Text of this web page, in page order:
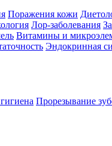
Поражения кожи
Лор-заболевания
Витамины и
Эндокринная
Прорезывание